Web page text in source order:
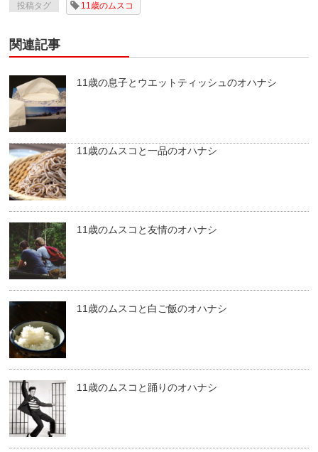
投稿タグ 11歳のムスコ
関連記事
11歳の息子とウエットティッシュのオハナシ
11歳のムスコと一品のオハナシ
11歳のムスコと友情のオハナシ
11歳のムスコと白ご飯のオハナシ
11歳のムスコと踊りのオハナシ